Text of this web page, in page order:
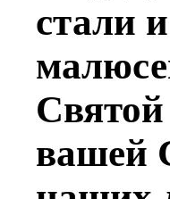
стали
вашей